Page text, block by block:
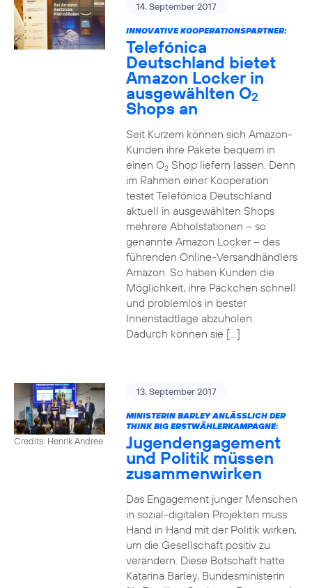
14. September 2017
INNOVATIVE KOOPERATIONSPARTNER:
Telefónica
Deutschland bietet
Amazon Locker in
ausgewählten O2
Shops an
Seit Kurzem können sich Amazon-
Kunden ihre Pakete bequem in
einen O2Shop liefern lassen. Denn
im Rahmen einer Kooperation
testet Telefónica Deutschland
aktuell in ausgewählten Shops
mehrere Abholstationen – so
genannte Amazon Locker – des
führenden Online-Versandhändlers
Amazon. So haben Kunden die
Möglichkeit, ihre Päckchen schnell
und problemlos in bester
Innenstadtlage abzuholen.
Dadurch können sie […]
Credits: Henrik Andree
13. September 2017
MINISTERIN BARLEY ANLÄSSLICH DER
THINK BIG ERSTWÄHLERKAMPAGNE:
Jugendengagement
und Politik müssen
zusammenwirken
Das Engagement junger Menschen
in sozial-digitalen Projekten muss
Hand in Hand mit der Politik wirken,
um die Gesellschaft positiv zu
verändern. Diese Botschaft hatte
Katarina Barley, Bundesministerin